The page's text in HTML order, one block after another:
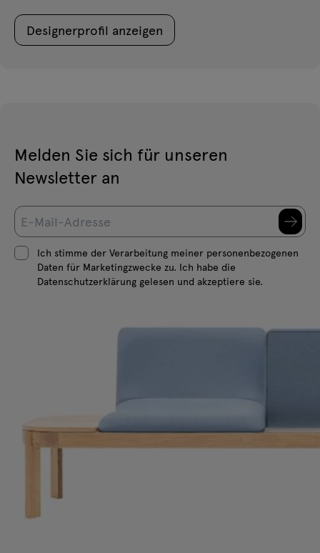
Designerprofil anzeigen
Melden Sie sich für unseren
Newsletter an
Ich stimme der Verarbeitung meiner personenbezogenen
Daten für Marketingzwecke zu. Ich habe die
Datenschutzerklärung gelesen und akzeptiere sie.